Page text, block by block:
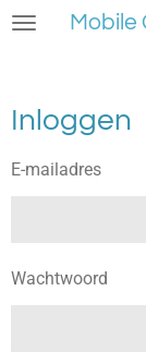
Ga
hoofdinhoud
Mobile
Inloggen
E-mailadres
Wachtwoord